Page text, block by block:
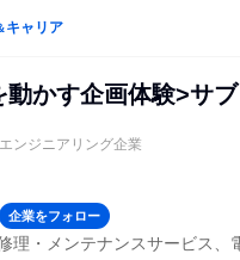
キャリア
動かす企画体験>サ
ンジニアリング企業
企業をフォロー
理・メンテナンスサービス、